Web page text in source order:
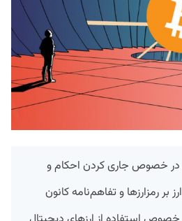
در خصوص جاریکردن احکامو
ارز بررمزارزها و تفاهم‌نامهکانون